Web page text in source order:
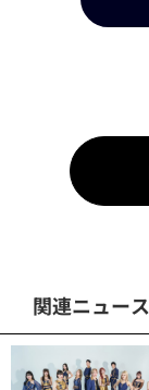
関連ニュース